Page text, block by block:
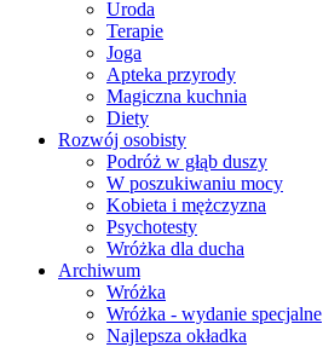
Uroda
Terapie
Joga
Apteka przyrody
Magiczna kuchnia
Diety
Rozwój osobisty
Podróż w głąb duszy
W poszukiwaniu mocy
Kobieta i mężczyzna
Psychotesty
Wróżka dla ducha
Archiwum
Wróżka
Wróżka - wydanie specjalne
Najlepsza okładka